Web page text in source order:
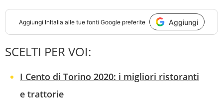
Aggiungi InItalia alle tue fonti Google preferite Aggiungi
SCELTI PER VOI:
I Cento di Torino 2020: i migliori ristoranti
e trattorie